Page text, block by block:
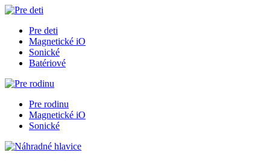
Pre deti
Magnetické iO
Sonické
Batériové
Pre rodinu
Magnetické iO
Sonické